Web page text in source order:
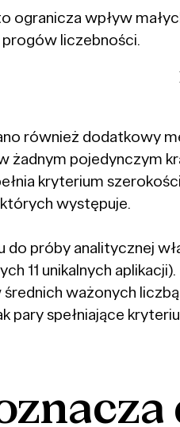
ogranicza wpływ
liczebności.
również dodatkowy
żadnym pojedynczym
kryterium
występuje.
do próby analitycznej
11 unikalnych
ważonych
pary spełniające